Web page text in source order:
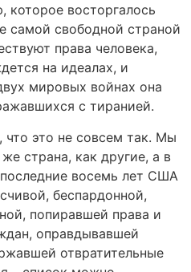
которое восторгалось
самой свободной страной
права человека,
на идеалах, и
мировых войнах она
с тиранией.
это не совсем так. Мы
страна, как другие, а в
восемь лет США
беспардонной,
попиравшей права и
оправдывавшей
отвратительные